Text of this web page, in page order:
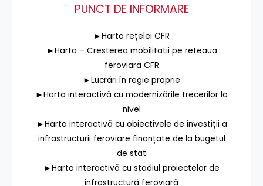
PUNCT DE INFORMARE
►Harta rețelei CFR
►Harta – Cresterea mobilitatii pe reteaua
feroviara CFR
►Lucrări în regie proprie
►Harta interactivă cu modernizările trecerilor la
nivel
►Harta interactivă cu obiectivele de investiții a
infrastructurii feroviare finanțate de la bugetul
de stat
►Harta interactivă cu stadiul proiectelor de
infrastructură feroviară